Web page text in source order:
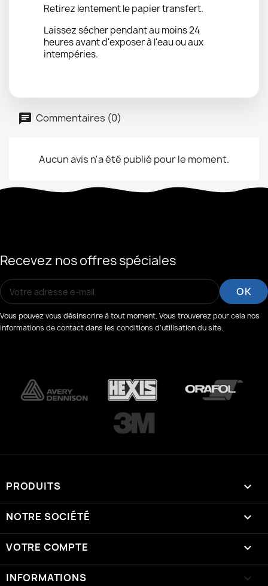
Retirez lentement le papier transfert.
Laissez sécher pendant au moins 24
heures avant d'exposer à l'eau ou aux
intempéries.
Commentaires (0)
Aucun avis n'a été publié pour le moment.
Recevez nos offres spéciales
Vous pouvez vous désinscrire à tout moment. Vous trouverez pour cela nos
informations de contact dans les conditions d'utilisation du site.
PRODUITS 
NOTRE SOCIÉTÉ 
VOTRE COMPTE 
INFORMATIONS keyboard_arrow_down